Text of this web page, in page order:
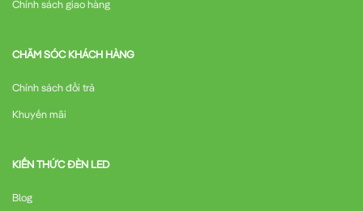
Chính sách giao hàng
CHĂM SÓC KHÁCH HÀNG
Chính sách đổi trả
Khuyến mãi
KIẾN THỨC ĐÈN LED
Blog